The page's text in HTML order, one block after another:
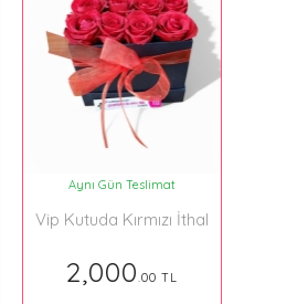
Aynı Gün Teslimat
Vip Kutuda Kırmızı İthal
2,000.00 TL